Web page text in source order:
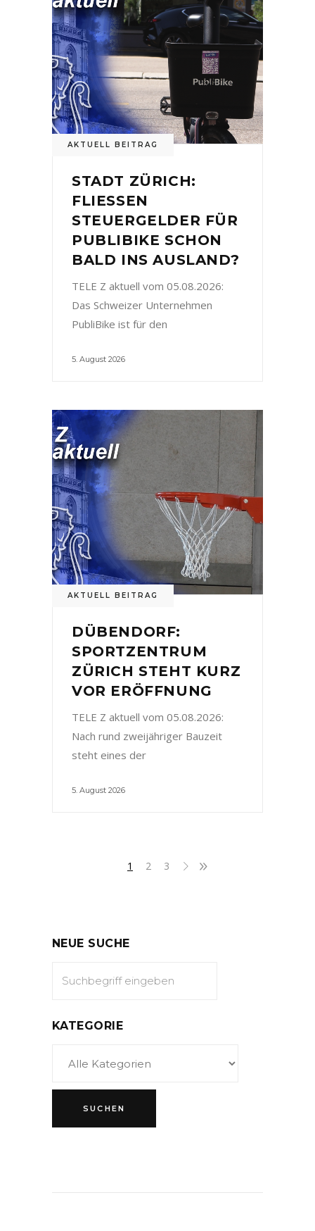
AKTUELL BEITRAG
STADT ZÜRICH:
FLIESSEN
STEUERGELDER FÜR
PUBLIBIKE SCHON
BALD INS AUSLAND?
TELE Z aktuell vom 05.08.2026:
Das Schweizer Unternehmen
PubliBike ist für den
5. August 2026
AKTUELL BEITRAG
DÜBENDORF:
SPORTZENTRUM
ZÜRICH STEHT KURZ
VOR ERÖFFNUNG
TELE Z aktuell vom 05.08.2026:
Nach rund zweijähriger Bauzeit
steht eines der
5. August 2026
1 2 3
NEUE SUCHE
KATEGORIE